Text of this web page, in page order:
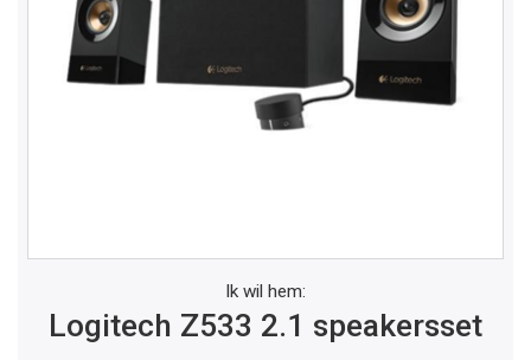
Ik wil hem:
Logitech Z533 2.1 speakersset